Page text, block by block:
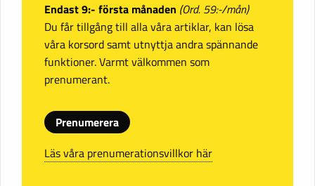
Endast 9:- första månaden (Ord. 59:-/mån)
Du får tillgång till alla våra artiklar, kan lösa
våra korsord samt utnyttja andra spännande
funktioner. Varmt välkommen som
prenumerant.
Prenumerera
Läs våra prenumerationsvillkor här